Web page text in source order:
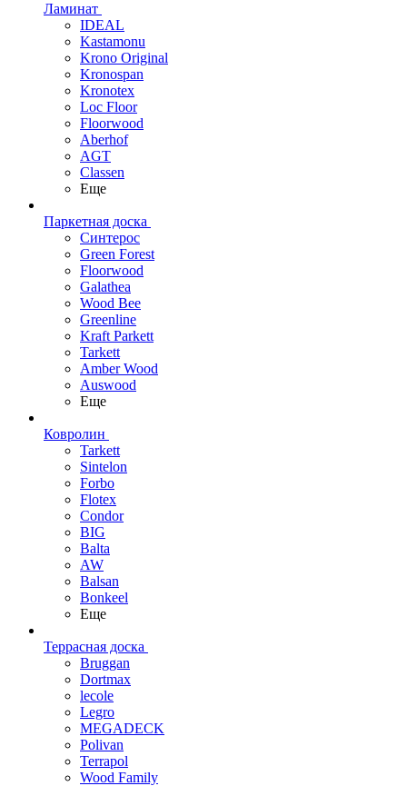
Ламинат
IDEAL
Kastamonu
Krono Original
Kronospan
Kronotex
Loc Floor
Floorwood
Aberhof
AGT
Classen
Еще
Паркетная доска
Синтерос
Green Forest
Floorwood
Galathea
Wood Bee
Greenline
Kraft Parkett
Tarkett
Amber Wood
Auswood
Еще
Ковролин
Tarkett
Sintelon
Forbo
Flotex
Condor
BIG
Balta
AW
Balsan
Bonkeel
Еще
Террасная доска
Bruggan
Dortmax
lecole
Legro
MEGADECK
Polivan
Terrapol
Wood Family